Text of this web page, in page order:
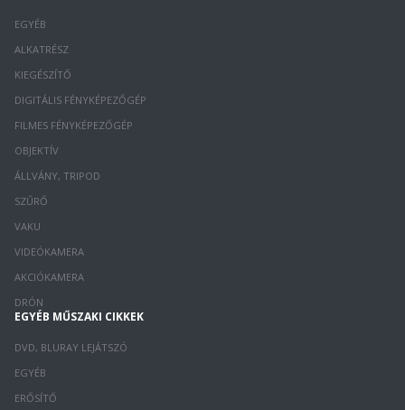
EGYÉB
ALKATRÉSZ
KIEGÉSZÍTŐ
DIGITÁLIS FÉNYKÉPEZŐGÉP
FILMES FÉNYKÉPEZŐGÉP
OBJEKTÍV
ÁLLVÁNY, TRIPOD
SZŰRŐ
VAKU
VIDEÓKAMERA
AKCIÓKAMERA
DRÓN
EGYÉB MŰSZAKI CIKKEK
DVD, BLURAY LEJÁTSZÓ
EGYÉB
ERŐSÍTŐ